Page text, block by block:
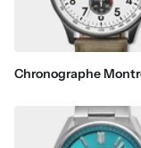
Chronographe